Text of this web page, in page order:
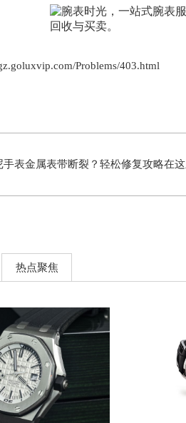
Problems/403.html
手表金属表带断裂？轻松修复攻略在这
热点聚焦